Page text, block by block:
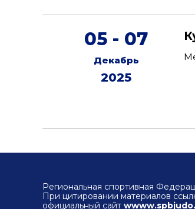
05 - 07
Декабрь
2025
Региональная спортивная
При цитировании материалов
официальный сайт